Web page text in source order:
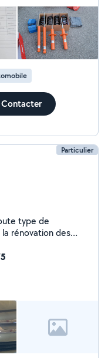
phoenix Diagnostic
Contacter
Particulier
rénovation des